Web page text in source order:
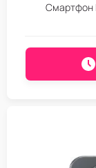
Смартфон